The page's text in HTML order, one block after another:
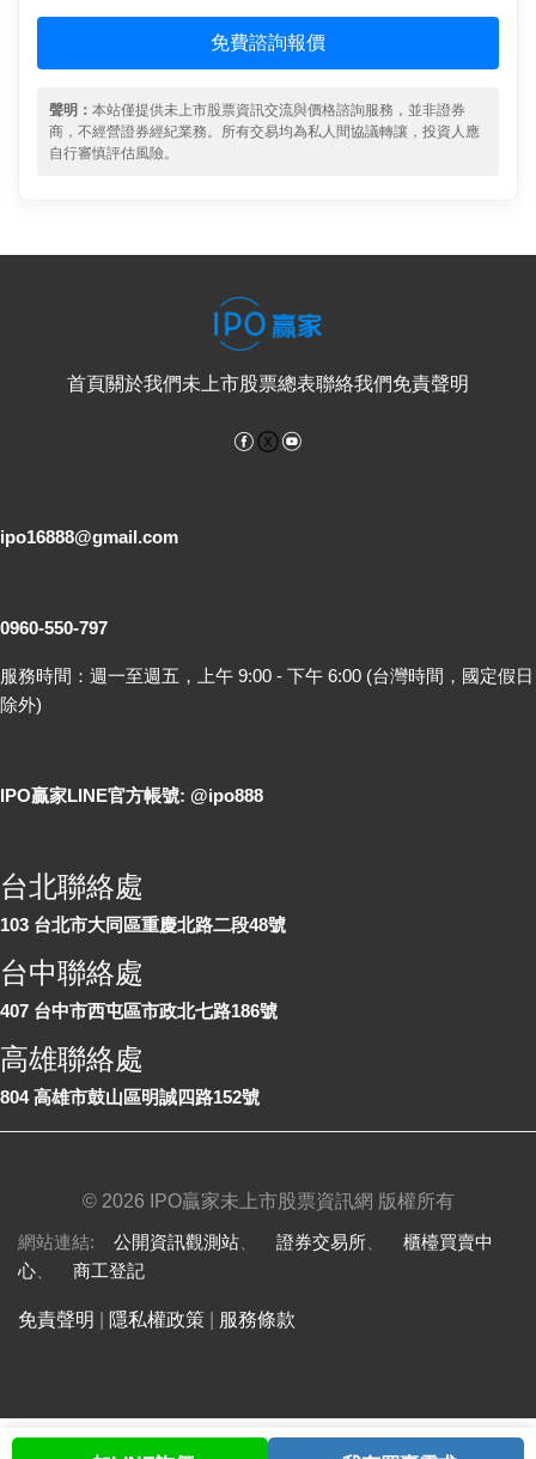
免費諮詢報價
聲明： 本站僅提供未上市股票資訊交流與價格諮詢服務，並非證券
商，不經營證券經紀業務。所有交易均為私人間協議轉讓，投資人應
自行審慎評估風險。
首頁關於我們未上市股票總表聯絡我們免責聲明
Facebook
ipo16888@gmail.com
0960-550-797
服務時間：週一至週五，上午 9:00 - 下午 6:00 (台灣時間，國定假日
除外)
IPO贏家LINE官方帳號: @ipo888
台北聯絡處
103 台北市大同區重慶北路二段48號
台中聯絡處
407 台中市西屯區市政北七路186號
高雄聯絡處
804 高雄市鼓山區明誠四路152號
© 2026 IPO贏家未上市股票資訊網 版權所有
網站連結: 公開資訊觀測站 證券交易所
櫃檯買賣中
心
商工登記
免責聲明 隱私權政策 服務條款